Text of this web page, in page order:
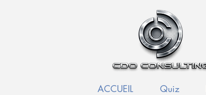
ACCUEIL Quiz